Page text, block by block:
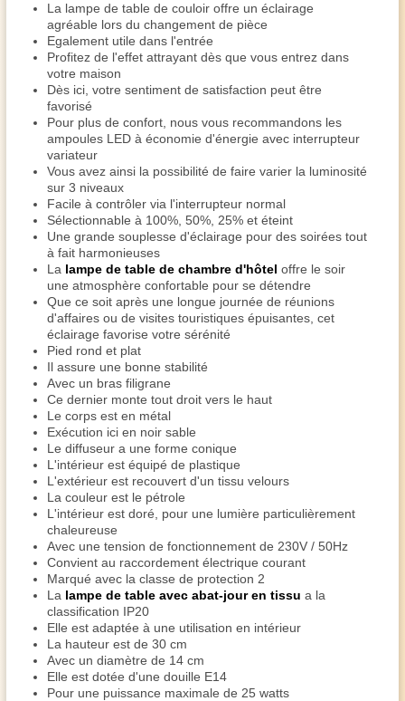
La lampe de table de couloir offre un éclairage
agréable lors du changement de pièce
Egalement utile dans l'entrée
Profitez de l'effet attrayant dès que vous entrez dans
votre maison
Dès ici, votre sentiment de satisfaction peut être
favorisé
Pour plus de confort, nous vous recommandons les
ampoules LED à économie d'énergie avec interrupteur
variateur
Vous avez ainsi la possibilité de faire varier la luminosité
sur 3 niveaux
Facile à contrôler via l'interrupteur normal
Sélectionnable à 100%, 50%, 25% et éteint
Une grande souplesse d'éclairage pour des soirées tout
à fait harmonieuses
La lampe de table de chambre d'hôtel offre le soir
une atmosphère confortable pour se détendre
Que ce soit après une longue journée de réunions
d'affaires ou de visites touristiques épuisantes, cet
éclairage favorise votre sérénité
Pied rond et plat
Il assure une bonne stabilité
Avec un bras filigrane
Ce dernier monte tout droit vers le haut
Le corps est en métal
Exécution ici en noir sable
Le diffuseur a une forme conique
L'intérieur est équipé de plastique
L'extérieur est recouvert d'un tissu velours
La couleur est le pétrole
L'intérieur est doré, pour une lumière particulièrement
chaleureuse
Avec une tension de fonctionnement de 230V / 50Hz
Convient au raccordement électrique courant
Marqué avec la classe de protection 2
La lampe de table avec abat-jour en tissu a la
classification IP20
Elle est adaptée à une utilisation en intérieur
La hauteur est de 30 cm
Avec un diamètre de 14 cm
Elle est dotée d'une douille E14
Pour une puissance maximale de 25 watts